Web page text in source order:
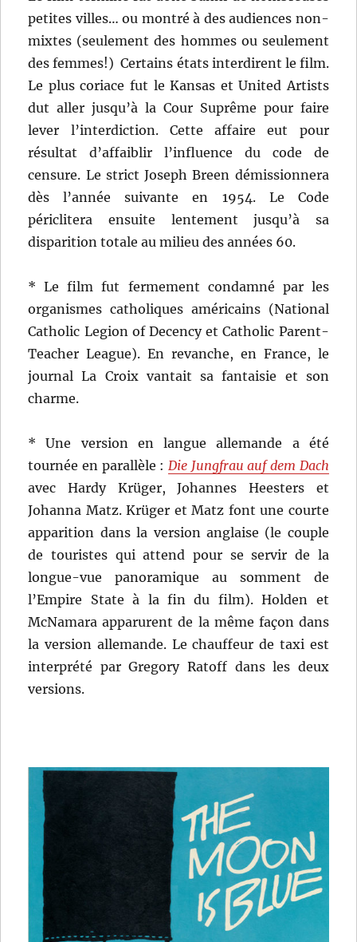
petites villes… ou montré à des audiences non-
mixtes (seulement des hommes ou seulement
des femmes!) Certains états interdirent le film.
Le plus coriace fut le Kansas et United Artists
dut aller jusqu’à la Cour Suprême pour faire
lever l’interdiction. Cette affaire eut pour
résultat d’affaiblir l’influence du code de
censure. Le strict Joseph Breen démissionnera
dès l’année suivante en 1954. Le Code
périclitera ensuite lentement jusqu’à sa
disparition totale au milieu des années 60.
* Le film fut fermement condamné par les
organismes catholiques américains (National
Catholic Legion of Decency et Catholic Parent-
Teacher League). En revanche, en France, le
journal La Croix vantait sa fantaisie et son
charme.
* Une version en langue allemande a été
tournée en parallèle : Die Jungfrau auf dem Dach
avec Hardy Krüger, Johannes Heesters et
Johanna Matz. Krüger et Matz font une courte
apparition dans la version anglaise (le couple
de touristes qui attend pour se servir de la
longue-vue panoramique au somment de
l’Empire State à la fin du film). Holden et
McNamara apparurent de la même façon dans
la version allemande. Le chauffeur de taxi est
interprété par Gregory Ratoff dans les deux
versions.